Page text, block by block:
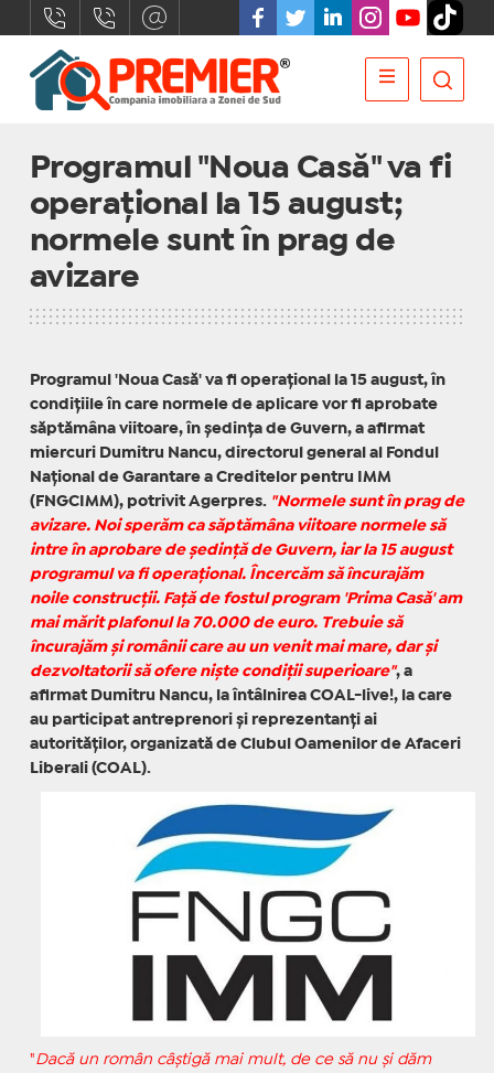
Programul "Noua Casă" va fi
operaţional la 15 august;
normele sunt în prag de
avizare
Programul 'Noua Casă' va fi operaţional la 15 august, în
condiţiile în care normele de aplicare vor fi aprobate
săptămâna viitoare, în şedinţa de Guvern, a afirmat
miercuri Dumitru Nancu, directorul general al Fondul
Naţional de Garantare a Creditelor pentru IMM
(FNGCIMM), potrivit Agerpres. "Normele sunt în prag de
avizare. Noi sperăm ca săptămâna viitoare normele să
intre în aprobare de şedinţă de Guvern, iar la 15 august
programul va fi operaţional. Încercăm să încurajăm
noile construcţii. Faţă de fostul program 'Prima Casă' am
mai mărit plafonul la 70.000 de euro. Trebuie să
încurajăm şi românii care au un venit mai mare, dar şi
dezvoltatorii să ofere nişte condiţii superioare", a
afirmat Dumitru Nancu, la întâlnirea COAL-live!, la care
au participat antreprenori şi reprezentanţi ai
autorităţilor, organizată de Clubul Oamenilor de Afaceri
Liberali (COAL).
"Dacă un român câştigă mai mult, de ce să nu şi dăm